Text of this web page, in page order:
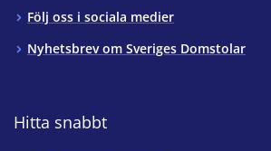
Följ oss i sociala medier
Nyhetsbrev om Sveriges Domstolar
Hitta snabbt